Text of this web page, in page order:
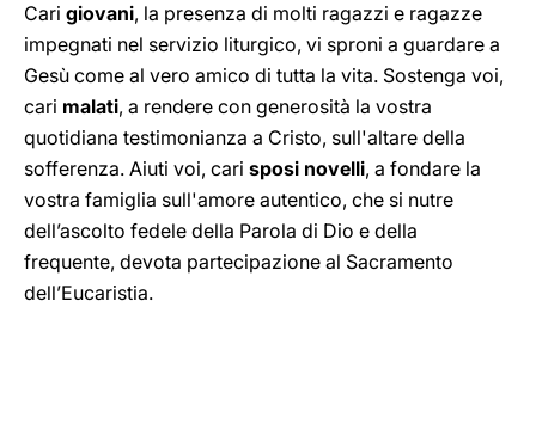
Cari giovani, la presenza di molti ragazzi e ragazze
impegnati nel servizio liturgico, vi sproni a guardare a
Gesù come al vero amico di tutta la vita. Sostenga voi,
cari malati, a rendere con generosità la vostra
quotidiana testimonianza a Cristo, sull'altare della
sofferenza. Aiuti voi, cari sposi novelli, a fondare la
vostra famiglia sull'amore autentico, che si nutre
dell’ascolto fedele della Parola di Dio e della
frequente, devota partecipazione al Sacramento
dell’Eucaristia.